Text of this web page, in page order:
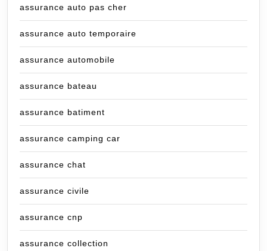
assurance auto pas cher
assurance auto temporaire
assurance automobile
assurance bateau
assurance batiment
assurance camping car
assurance chat
assurance civile
assurance cnp
assurance collection